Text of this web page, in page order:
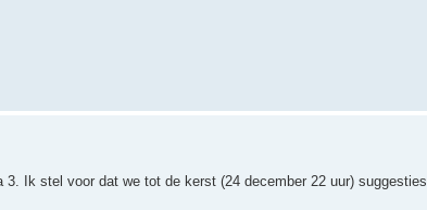
Ik stel voor dat we tot de kerst (24 december 22 uur) suggesties